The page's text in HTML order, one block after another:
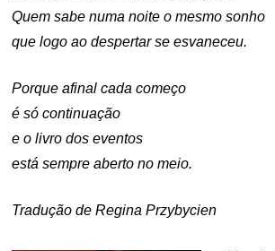
Quem sabe numa noite o mesmo sonho
que logo ao despertar se esvaneceu.
Porque afinal cada começo
é só continuação
e o livro dos eventos
está sempre aberto no meio.
Tradução de Regina Przybycien